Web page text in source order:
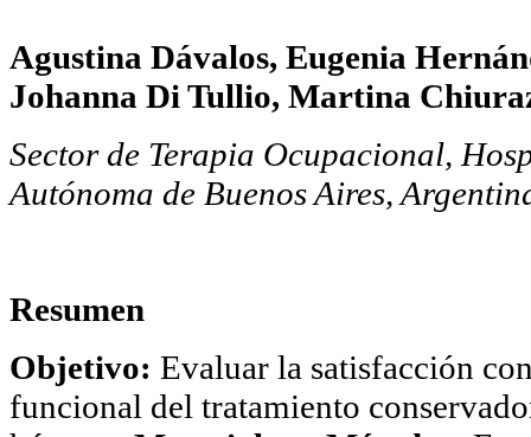
Agustina Dávalos, Eugenia
Johanna Di Tullio, Martina
Sector de Terapia Ocupacional,
Autónoma de Buenos Aires,
Resumen
Objetivo: Evaluar la satisfacción
funcional del tratamiento